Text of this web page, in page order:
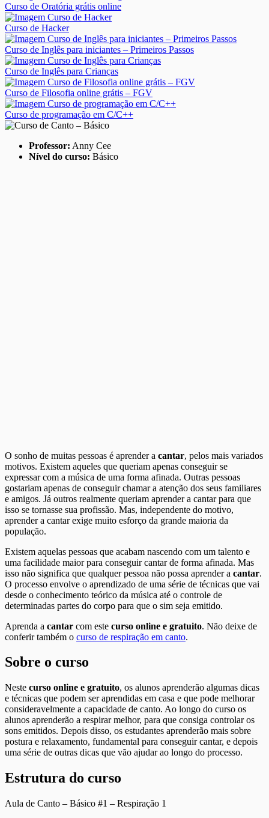
Curso de Oratória grátis online
Curso de Hacker
Curso de Inglês para iniciantes – Primeiros Passos
Curso de Inglês para Crianças
Curso de Filosofia online grátis – FGV
Curso de programação em C/C++
Professor: Anny Cee
Nível do curso: Básico
O sonho de muitas pessoas é aprender a cantar, pelos mais variados
motivos. Existem aqueles que queriam apenas conseguir se
expressar com a música de uma forma afinada. Outras pessoas
gostariam apenas de conseguir chamar a atenção dos seus familiares
e amigos. Já outros realmente queriam aprender a cantar para que
isso se tornasse sua profissão. Mas, independente do motivo,
aprender a cantar exige muito esforço da grande maioria da
população.
Existem aquelas pessoas que acabam nascendo com um talento e
uma facilidade maior para conseguir cantar de forma afinada. Mas
isso não significa que qualquer pessoa não possa aprender a cantar.
O processo envolve o aprendizado de uma série de técnicas que vai
desde o conhecimento teórico da música até o controle de
determinadas partes do corpo para que o sim seja emitido.
Aprenda a cantar com este curso online e gratuito. Não deixe de
conferir também o curso de respiração em canto.
Sobre o curso
Neste curso online e gratuito, os alunos aprenderão algumas dicas
e técnicas que podem ser aprendidas em casa e que pode melhorar
consideravelmente a capacidade de canto. Ao longo do curso os
alunos aprenderão a respirar melhor, para que consiga controlar os
sons emitidos. Depois disso, os estudantes aprenderão mais sobre
postura e relaxamento, fundamental para conseguir cantar, e depois
uma série de outras dicas que vão ajudar ao longo do processo.
Estrutura do curso
Aula de Canto – Básico #1 – Respiração 1